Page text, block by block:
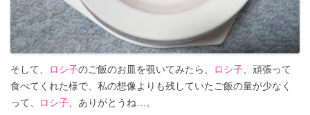
そして、 ロシ子のご飯のお皿を覗いてみたら、 ロシ子、頑張って
食べてくれた様で、私の想像よりも残していたご飯の量が少なく
って、
ロシ子、ありがとうね…。